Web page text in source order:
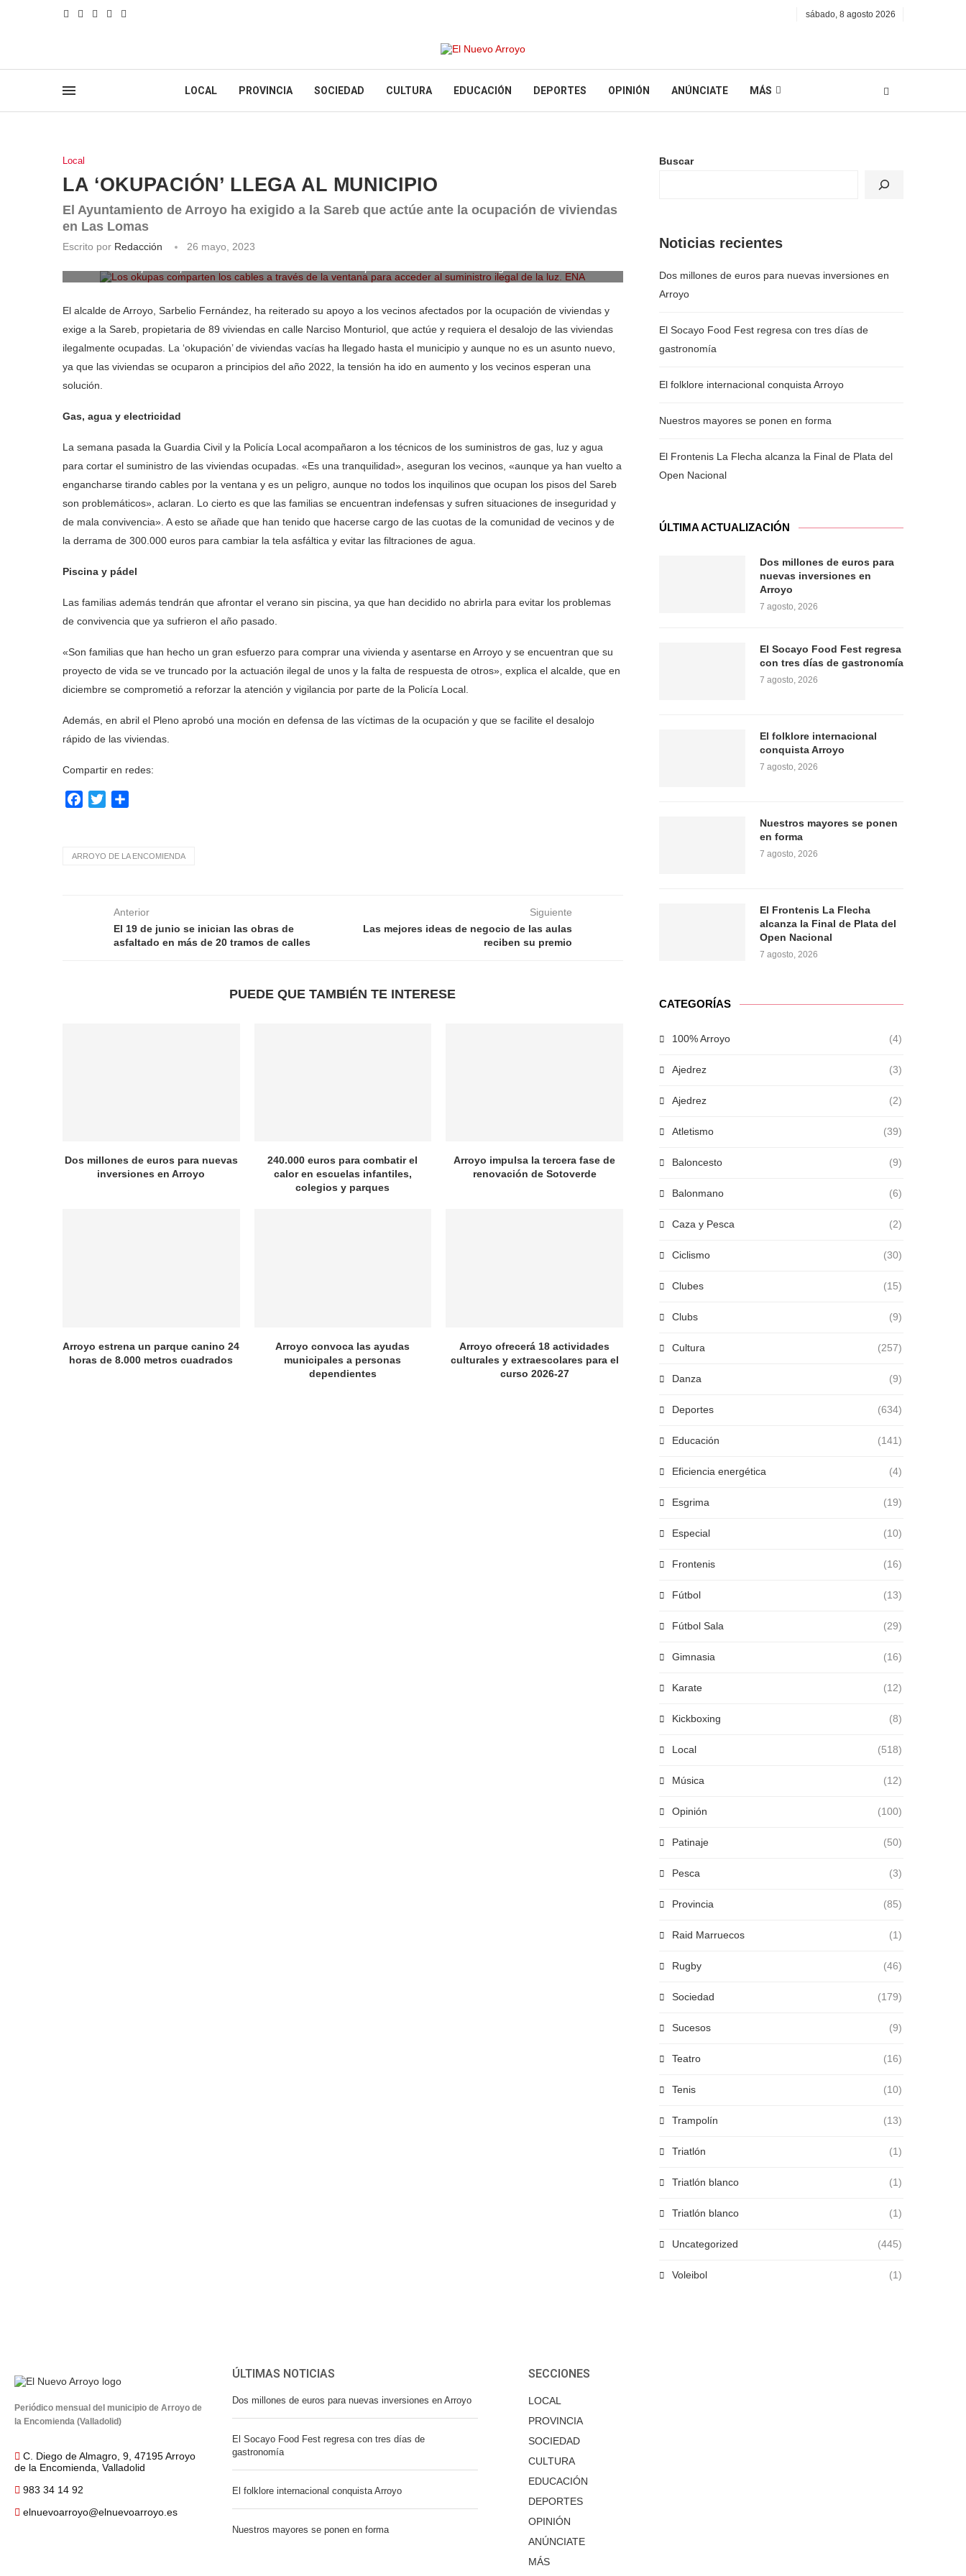
sábado, 8 agosto 2026
LOCAL PROVINCIA SOCIEDAD CULTURA EDUCACIÓN DEPORTES OPINIÓN ANÚNCIATE MÁS
Local
LA ‘OKUPACIÓN’ LLEGA AL MUNICIPIO
El Ayuntamiento de Arroyo ha exigido a la Sareb que actúe ante la ocupación de viviendas
en Las Lomas
Escrito por Redacción
26 mayo, 2023
El alcalde de Arroyo, Sarbelio Fernández, ha reiterado su apoyo a los vecinos afectados por la ocupación de viviendas y
exige a la Sareb, propietaria de 89 viviendas en calle Narciso Monturiol, que actúe y requiera el desalojo de las viviendas
ilegalmente ocupadas. La ‘okupación’ de viviendas vacías ha llegado hasta el municipio y aunque no es un asunto nuevo,
ya que las viviendas se ocuparon a principios del año 2022, la tensión ha ido en aumento y los vecinos esperan una
solución.
Gas, agua y electricidad
La semana pasada la Guardia Civil y la Policía Local acompañaron a los técnicos de los suministros de gas, luz y agua
para cortar el suministro de las viviendas ocupadas. «Es una tranquilidad», aseguran los vecinos, «aunque ya han vuelto a
engancharse tirando cables por la ventana y es un peligro, aunque no todos los inquilinos que ocupan los pisos del Sareb
son problemáticos», aclaran. Lo cierto es que las familias se encuentran indefensas y sufren situaciones de inseguridad y
de mala convivencia». A esto se añade que han tenido que hacerse cargo de las cuotas de la comunidad de vecinos y de
la derrama de 300.000 euros para cambiar la tela asfáltica y evitar las filtraciones de agua.
Piscina y pádel
Las familias además tendrán que afrontar el verano sin piscina, ya que han decidido no abrirla para evitar los problemas
de convivencia que ya sufrieron el año pasado.
«Son familias que han hecho un gran esfuerzo para comprar una vivienda y asentarse en Arroyo y se encuentran que su
proyecto de vida se ve truncado por la actuación ilegal de unos y la falta de respuesta de otros», explica el alcalde, que en
diciembre se comprometió a reforzar la atención y vigilancia por parte de la Policía Local.
Además, en abril el Pleno aprobó una moción en defensa de las víctimas de la ocupación y que se facilite el desalojo
rápido de las viviendas.
Compartir en redes:
Facebook
Twitter
ARROYO DE LA ENCOMIENDA
Anterior
El 19 de junio se inician las obras de
asfaltado en más de 20 tramos de calles
Siguiente
Las mejores ideas de negocio de las aulas
reciben su premio
PUEDE QUE TAMBIÉN TE INTERESE
Dos millones de euros para nuevas
inversiones en Arroyo
240.000 euros para combatir el
calor en escuelas infantiles,
colegios y parques
Arroyo impulsa la tercera fase de
renovación de Sotoverde
Arroyo estrena un parque canino 24
horas de 8.000 metros cuadrados
Arroyo convoca las ayudas
municipales a personas
dependientes
Arroyo ofrecerá 18 actividades
culturales y extraescolares para el
curso 2026-27
Buscar
Noticias recientes
Dos millones de euros para nuevas inversiones en
Arroyo
El Socayo Food Fest regresa con tres días de
gastronomía
El folklore internacional conquista Arroyo
Nuestros mayores se ponen en forma
El Frontenis La Flecha alcanza la Final de Plata del
Open Nacional
ÚLTIMA ACTUALIZACIÓN
Dos millones de euros para
nuevas inversiones en
Arroyo
7 agosto, 2026
El Socayo Food Fest regresa
con tres días de gastronomía
7 agosto, 2026
El folklore internacional
conquista Arroyo
7 agosto, 2026
Nuestros mayores se ponen
en forma
7 agosto, 2026
El Frontenis La Flecha
alcanza la Final de Plata del
Open Nacional
7 agosto, 2026
CATEGORÍAS
100% Arroyo (4)
Ajedrez (3)
Ajedrez (2)
Atletismo (39)
Baloncesto (9)
Balonmano (6)
Caza y Pesca (2)
Ciclismo (30)
Clubes (15)
Clubs (9)
Cultura (257)
Danza (9)
Deportes (634)
Educación (141)
Eficiencia energética (4)
Esgrima (19)
Especial (10)
Frontenis (16)
Fútbol (13)
Fútbol Sala (29)
Gimnasia (16)
Karate (12)
Kickboxing (8)
Local (518)
Música (12)
Opinión (100)
Patinaje (50)
Pesca (3)
Provincia (85)
Raid Marruecos (1)
Rugby (46)
Sociedad (179)
Sucesos (9)
Teatro (16)
Tenis (10)
Trampolín (13)
Triatlón (1)
Triatlón blanco (1)
Triatlón blanco (1)
Uncategorized (445)
Voleibol (1)
Periódico mensual del municipio de Arroyo de
la Encomienda (Valladolid)
C. Diego de Almagro, 9, 47195 Arroyo
de la Encomienda, Valladolid
983 34 14 92
elnuevoarroyo@elnuevoarroyo.es
ÚLTIMAS NOTICIAS
Dos millones de euros para nuevas inversiones en Arroyo
El Socayo Food Fest regresa con tres días de
gastronomía
El folklore internacional conquista Arroyo
Nuestros mayores se ponen en forma
SECCIONES
LOCAL
PROVINCIA
SOCIEDAD
CULTURA
EDUCACIÓN
DEPORTES
OPINIÓN
ANÚNCIATE
MÁS